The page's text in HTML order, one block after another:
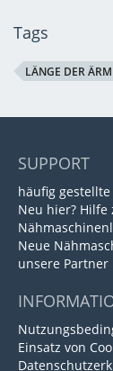
Tags
LÄNGE DER
SUPPORT
häufig gestellte
Neu hier? Hilfe
Neue
unsere Partner
Einsatz von